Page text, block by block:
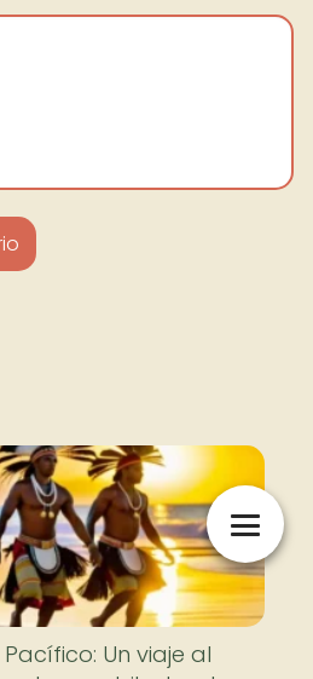
Un viaje al